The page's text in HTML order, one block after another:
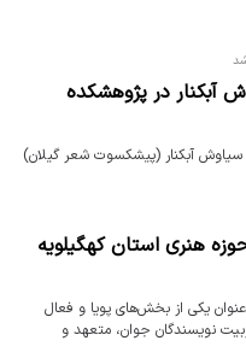
آبکنار در پژوهشکده
سیاوش آبکنار (پیشکسوت شعر گیلان)
هنری استان کهگیلویه
یکی از بخش‌های پویا و فعال
نویسندگان جوان، متعهد و